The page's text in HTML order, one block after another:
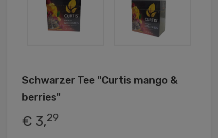
Schwarzer Tee "Curtis mango &
berries"
€ 3,29